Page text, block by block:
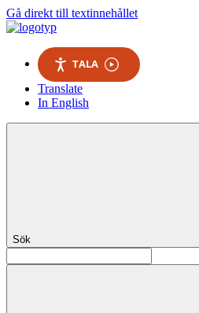
Gå direkt till textinnehållet
TALA
Translate
In English
Sök